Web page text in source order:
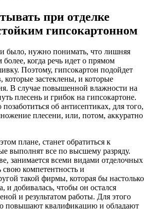
при отделке
гипсокартонном
было, нужно понимать, что лишняя
более, когда речь идет о прямом
Поэтому, гипсокартон подойдет
которые застеклены, и которые
В случае повышенной влажности на
плесень и грибок на гипсокартоне.
об антисептиках, для того,
плесени, или, потом, аккуратно
плане, станет обратиться к
выполнят все по высшему разряду.
занимается всеми видами отделочных
свою компетентность и
такой фирмы, которая бы настолько
и добивалась, чтобы он остался
и результатом работы. Для этого
повышают квалификацию и обладают